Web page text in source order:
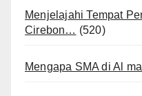
Menjelajahi Tempat
Cirebon… (520)
Mengapa SMA di Al